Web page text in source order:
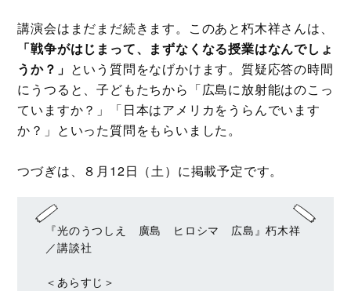
講演会はまだまだ続きます。このあと朽木祥さんは、
「戦争がはじまって、まずなくなる授業はなんでしょ
うか？」 という質問をなげかけます。質疑応答の時間
にうつると、子どもたちから「広島に放射能はのこっ
ていますか？」「日本はアメリカをうらんでいます
か？」といった質問をもらいました。
つづぎは、８月12日（土）に掲載予定です。
『光のうつしえ 廣島 ヒロシマ 広島』朽木祥
／講談社
＜あらすじ＞